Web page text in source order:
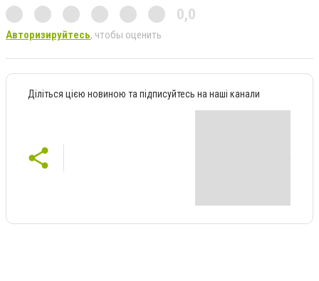
0,0
Авторизируйтесь, чтобы оценить
Діліться цією новиною та підписуйтесь на наші канали